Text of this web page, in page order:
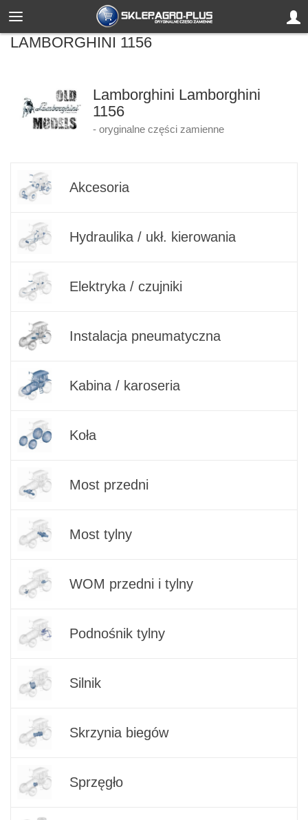
LAMBORGHINI 1156
Lamborghini Lamborghini
1156
- oryginalne części zamienne
Akcesoria
Hydraulika / ukł. kierowania
Elektryka / czujniki
Instalacja pneumatyczna
Kabina / karoseria
Koła
Most przedni
Most tylny
WOM przedni i tylny
Podnośnik tylny
Silnik
Skrzynia biegów
Sprzęgło